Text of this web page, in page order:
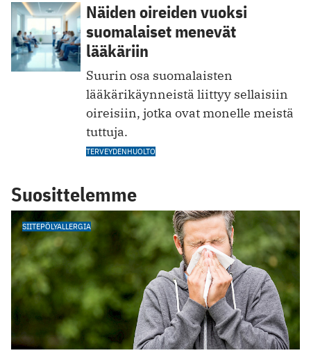
Näiden oireiden vuoksi
suomalaiset menevät
lääkäriin
Suurin osa suomalaisten
lääkärikäynneistä liittyy sellaisiin
oireisiin, jotka ovat monelle meistä
tuttuja.
TERVEYDENHUOLTO
Suosittelemme
SIITEPÖLYALLERGIA